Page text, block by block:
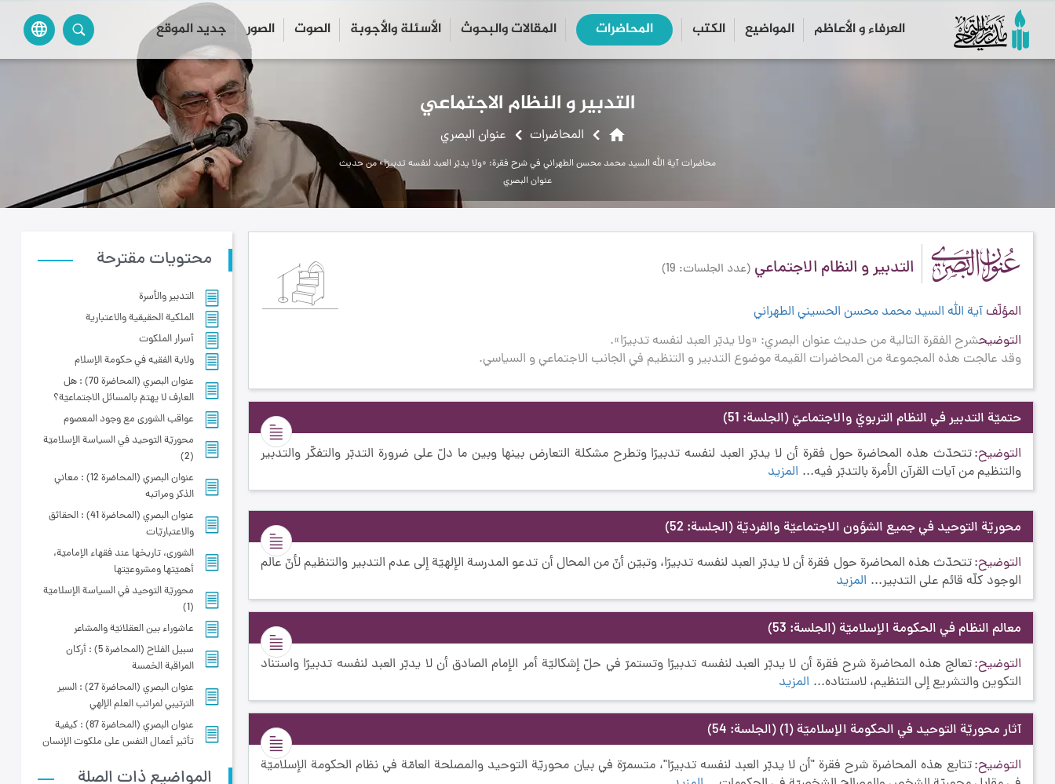
العرفاء و الأعاظم المواضیع الكتب المحاضرات المقالات والبحوث الأسئلة والأجوبة الصوت الصور جديد الموقع language search
close
التدبير و النظام الاجتماعي
home المحاضرات عنوان البصري
محاضرات آية الله السيد محمد محسن الطهراني في شرح فقرة: «ولا يدبّر العبد لنفسه تدبيرًا» من حديث
عنوان البصري
التدبير و النظام الاجتماعي (عدد الجلسات: 19)
المؤلّفآية الله السيد محمد محسن الحسيني الطهراني
التوضيحشرح الفقرة التالية من حديث عنوان البصري: «ولا يدبّر العبد لنفسه تدبيرًا».
وقد عالجت هذه المجموعة من المحاضرات القيمة موضوع التدبير و التنظيم في الجانب الاجتماعي و السياسي.
حتميّة التدبير في النظام التربويّ والاجتماعيّ(الجلسة: 51)
التوضيح تتحدّث هذه المحاضرة حول فقرة أن لا يدبّر العبد لنفسه تدبيرًا وتطرح مشكلة التعارض بينها وبين ما دلّ على ضرورة التدبّر والتفكّر والتدبير
والتنظيم من آيات القرآن الأمرة بالتدبّر فيه... المزيد
محوريّة التوحيد في جميع الشؤون الاجتماعيّة والفرديّة(الجلسة: 52)
التوضيح تتحدّث هذه المحاضرة حول فقرة أن لا يدبّر العبد لنفسه تدبيرًا، وتبيّن أنّ من المحال أن تدعو المدرسة الإلهيّة إلى عدم التدبير والتنظيم لأنّ عالم
الوجود كلّه قائم على التدبير... المزيد
معالم النظام في الحكومة الإسلاميّة(الجلسة: 53)
التوضيح تعالج هذه المحاضرة شرح فقرة أن لا يدبّر العبد لنفسه تدبيرًا وتستمرّ في حلّ إشكاليّة أمر الإمام الصادق أن لا يدبّر العبد لنفسه تدبيرًا واستناد
التكوين والتشريع إلى التنظيم، لاستناده... المزيد
آثار محوريّة التوحيد في الحكومة الإسلاميّة (1) (الجلسة: 54)
التوضيح تتابع هذه المحاضرة شرح فقرة "أن لا يدبّر العبد لنفسه تدبيرًا"، متسمرّة في بيان محوريّة التوحيد والمصلحة العامّة في نظام الحكومة الإسلاميّة
محتويات مقترحة
التدبير والأسرة
الملكية الحقيقية والاعتبارية
أسرار الملكوت
ولاية‌ الفقيه‌ في‌ حكومة‌ الإسلام
عنوان البصري (المحاضرة 70) : هل
العارف لا يهتمّ بالمسائل الاجتماعيّة؟
عواقب الشورى مع وجود المعصوم
محوريّة التوحيد في السياسة الإسلاميّة
(2)
عنوان البصري (المحاضرة 12) : معاني
الذكر ومراتبه
عنوان البصري (المحاضرة 41) : الحقائق
والاعتباريّات
الشورى، تاريخها عند فقهاء الإماميّة،
أهميّتها ومشروعيّتها
محوريّة التوحيد في السياسة الإسلاميّة
(1)
عاشوراء بين العقلانيّة والمشاعر
سبيل الفلاح (المحاضرة 5) : أركان
المراقبة الخمسة
عنوان البصري (المحاضرة 27) : السير
الترتيبي لمراتب العلم الإلهي
عنوان البصري (المحاضرة 87) : كيفية
تأثير أعمال النفس على ملكوت الإنسان
المواضيع ذات الصلة